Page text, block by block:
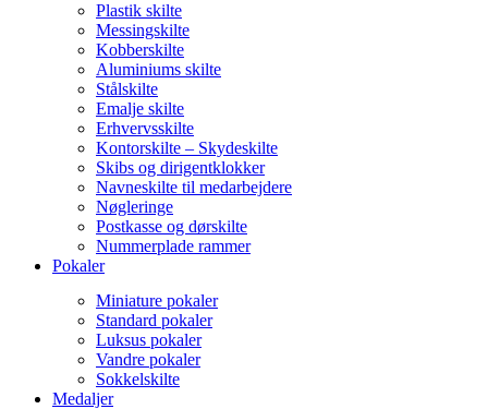
Plastik skilte
Messingskilte
Kobberskilte
Aluminiums skilte
Stålskilte
Emalje skilte
Erhvervsskilte
Kontorskilte – Skydeskilte
Skibs og dirigentklokker
Navneskilte til medarbejdere
Nøgleringe
Postkasse og dørskilte
Nummerplade rammer
Pokaler
Miniature pokaler
Standard pokaler
Luksus pokaler
Vandre pokaler
Sokkelskilte
Medaljer